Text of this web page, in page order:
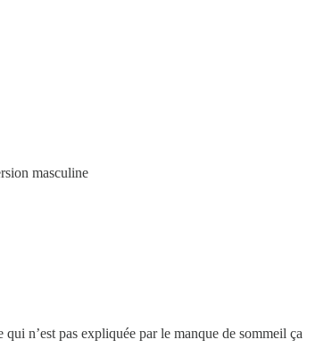
masculine
n’est pas expliquée par le manque de sommeil ça